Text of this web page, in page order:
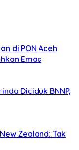
di PON Aceh
Emas
Diciduk BNNP,
Zealand: Tak